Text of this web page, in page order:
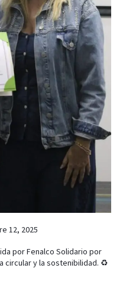
12, 2025
por Fenalco Solidario por
circular y la sostenibilidad. ♻